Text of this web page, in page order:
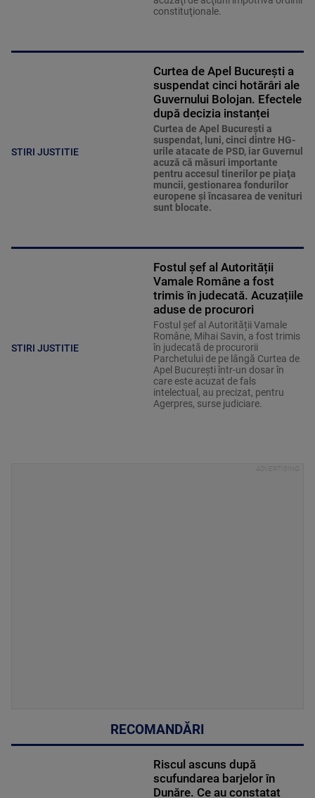
constituţionale.
STIRI JUSTITIE
Curtea de Apel București a
suspendat cinci hotărâri ale
Guvernului Bolojan. Efectele
după decizia instanței
Curtea de Apel Bucureşti a
suspendat, luni, cinci dintre HG-
urile atacate de PSD, iar Guvernul
acuză că măsuri importante
pentru accesul tinerilor pe piaţa
muncii, gestionarea fondurilor
europene şi încasarea de venituri
sunt blocate.
STIRI JUSTITIE
Fostul șef al Autorității
Vamale Române a fost
trimis în judecată. Acuzațiile
aduse de procurori
Fostul șef al Autorității Vamale
Române, Mihai Savin, a fost trimis
în judecată de procurorii
Parchetului de pe lângă Curtea de
Apel București într-un dosar în
care este acuzat de fals
intelectual, au precizat, pentru
Agerpres, surse judiciare.
RECOMANDĂRI
Riscul ascuns după
scufundarea barjelor în
Dunăre. Ce au constatat